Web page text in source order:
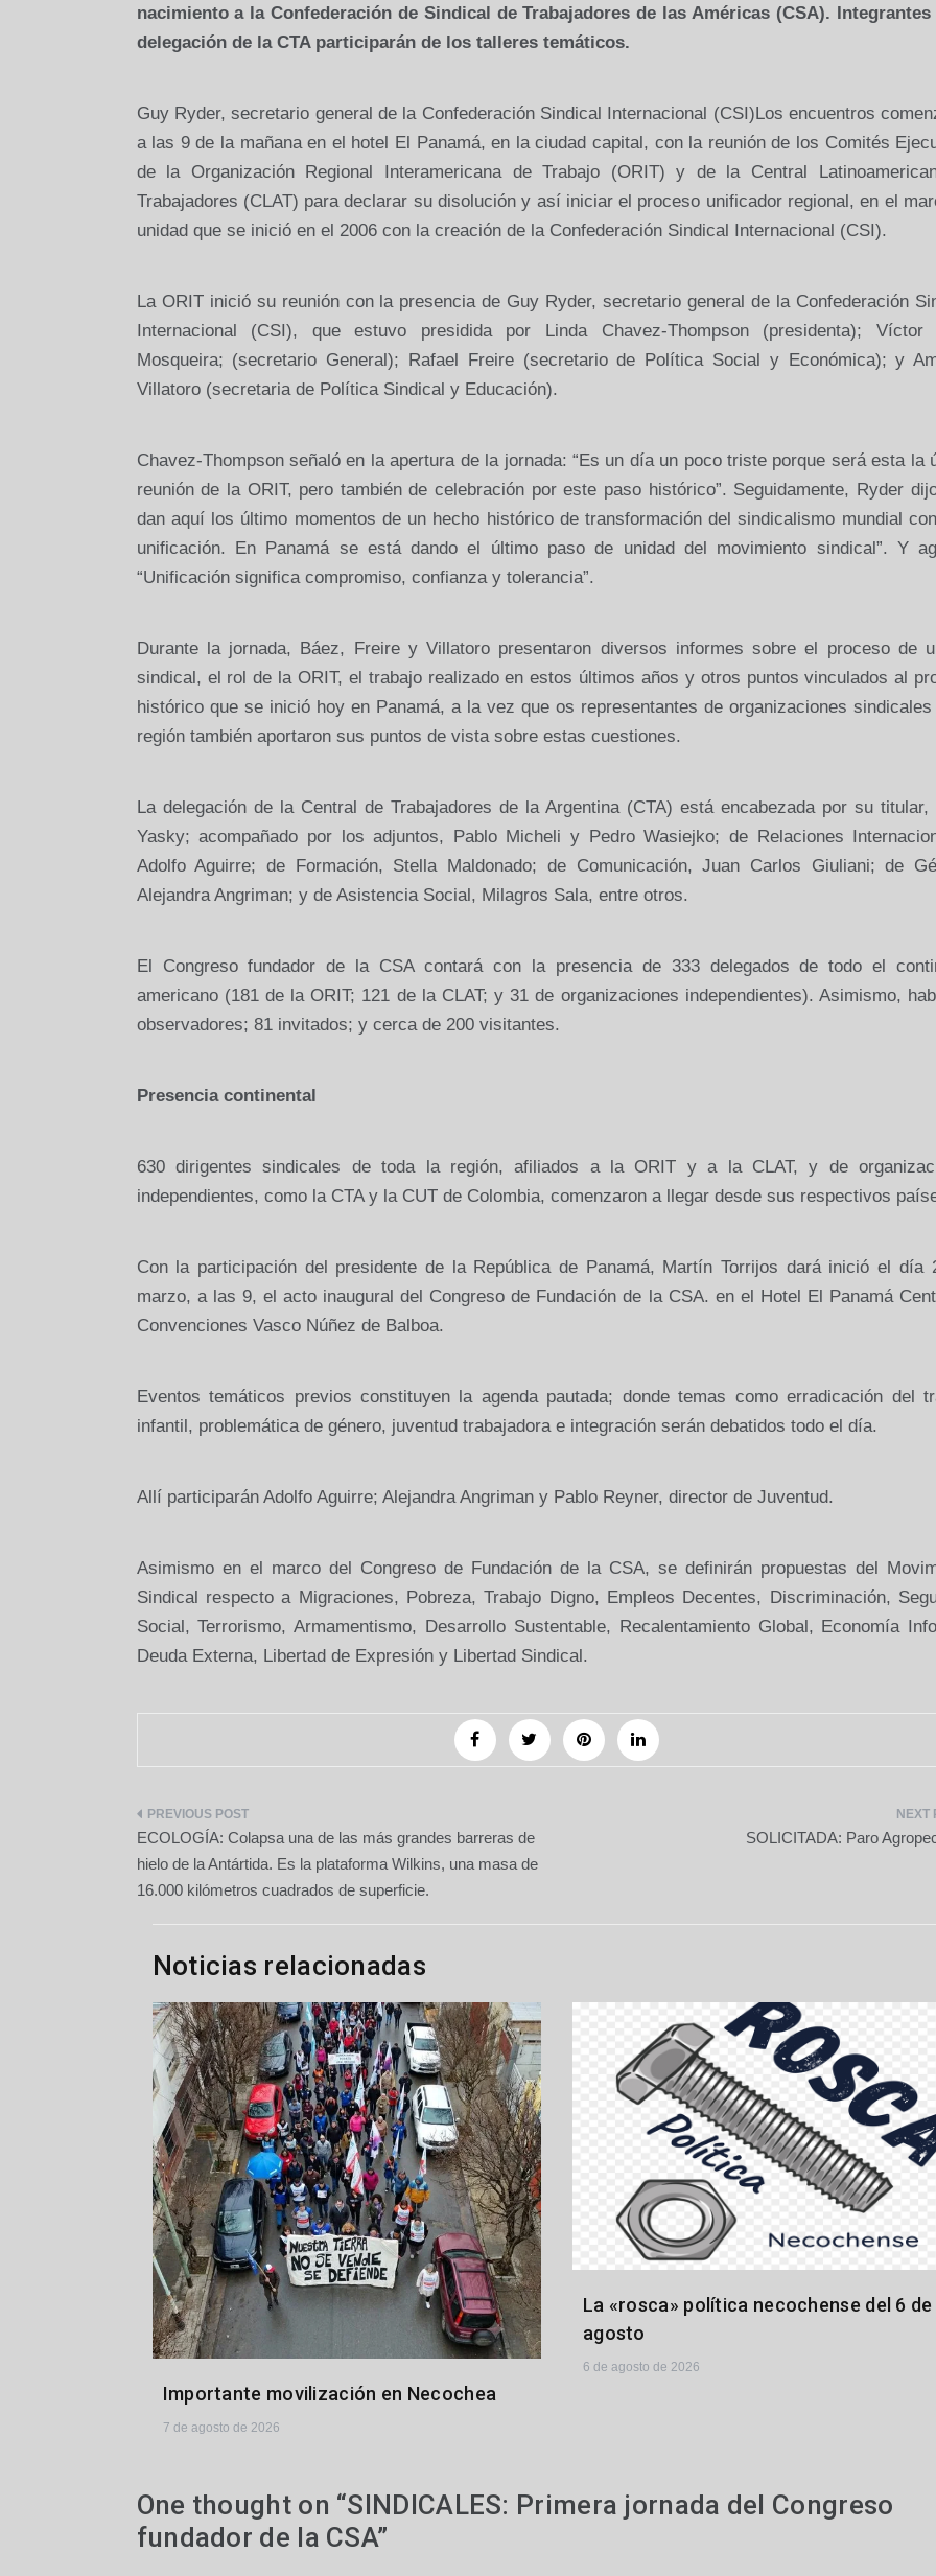
nacimiento a la Confederación de Sindical de Trabajadores de las Américas (CSA). Integrantes
delegación de la CTAparticiparán de los talleres temáticos.
Guy Ryder, secretario general de la Confederación Sindical
Internacional (CSI)Los encuentros
a las 9 de la mañana en el hotel El Panamá, en la ciudad capital, con la reunión de los Comités
de
la Organización Regional Interamericana de Trabajo (ORIT) y de la Central
Trabajadores (CLAT) para declarar su disolución y así iniciar el proceso unificador regional, en el
unidad que se inició en el 2006 con la creación de la Confederación Sindical Internacional (CSI).
La ORITinició su reunión con la presencia de Guy Ryder, secretario general de la Confederación
Internacional (CSI), que estuvo presidida por Linda Chavez-Thompson (presidenta); Víctor
Mosqueira; (secretario General); Rafael Freire (secretario de Política Social y Económica); y
Villatoro (secretaria de Política Sindical y Educación).
Chavez-Thompson señaló en la apertura de la jornada: “Es un día un poco triste porque será esta la
reunión de la ORIT, pero también de celebración por este paso histórico”. Seguidamente, Ryder
dan aquí los último momentos de un hecho histórico de transformación del sindicalismo mundial
unificación. En Panamá se está dando el último paso de unidad del movimiento sindical”. Y
“Unificación significa compromiso, confianza y tolerancia”.
Durante la jornada, Báez, Freire y Villatoro presentaron diversos informes sobre el proceso de
sindical, el rol de la ORIT, el trabajo realizado en estos últimos años y otros puntos vinculados al
histórico que se inició hoy en Panamá, a la vez que os representantes de organizaciones
región también aportaron sus puntos de vista sobre estas cuestiones.
La delegación de la Central de Trabajadores de la Argentina(CTA) está encabezada por su titular,
Yasky; acompañado por los adjuntos, Pablo Micheli y Pedro Wasiejko; de Relaciones
Adolfo Aguirre; de Formación, Stella Maldonado; de Comunicación, Juan Carlos Giuliani; de
Alejandra Angriman; y de Asistencia Social, Milagros Sala, entre otros.
El Congreso fundador de la CSAcontará con la presencia de 333 delegados de todo el
americano (181 de la ORIT; 121 de la CLAT; y 31 de organizaciones independientes). Asimismo,
observadores; 81 invitados; y cerca de 200 visitantes.
Presencia continental
630 dirigentes sindicales de toda la región, afiliados a la ORIT y a la CLAT, y de
independientes, como la CTAy la CUTde Colombia, comenzaron a llegar desde sus respectivos
Con la participación del presidente de la Repúblicade Panamá, Martín Torrijos dará inició el día
marzo, a las 9, el acto inaugural del Congreso de Fundación de la CSA. en el Hotel El Panamá
Convenciones Vasco Núñez de Balboa.
Eventos temáticos previos constituyen la agenda pautada; donde temas como erradicación del
infantil, problemática de género, juventud trabajadora e integración serán debatidos todo el día.
Allí participarán Adolfo Aguirre; Alejandra Angriman y Pablo Reyner, director de Juventud.
Asimismo en el marco del Congreso de Fundación de la CSA, se definirán propuestas del
Sindical respecto a Migraciones, Pobreza, Trabajo Digno, Empleos Decentes, Discriminación,
Social, Terrorismo, Armamentismo, Desarrollo Sustentable, Recalentamiento Global, Economía
Deuda Externa, Libertad de Expresión y Libertad Sindical.
Navegación
de
entradas
ECOLOGÍA: Colapsa una de las más grandes barreras de
hielo de la Antártida. Es la plataforma Wilkins, una masa de
16.000 kilómetros cuadrados de superficie.
SOLICITADA: Paro
Noticias relacionadas
Importante movilización en Necochea
7 de agosto de 2026
La «rosca» política necochense del 6 de
agosto
6 de agosto de 2026
One thought on “SINDICALES: Primera jornada del Congreso
fundador de la CSA”